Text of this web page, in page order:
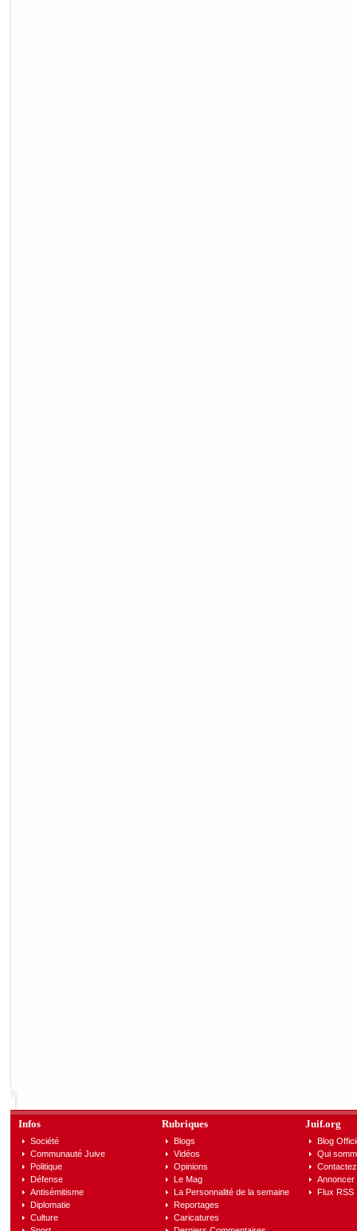
Infos
Société
Communauté Juive
Politique
Défense
Antisémitisme
Diplomatie
Culture
Rubriques
Blogs
Vidéos
Opinions
Le Mag
La Personnalité de la semaine
Reportages
Caricatures
Juif.org
Blog
Qui
Annoncer
Flux RSS